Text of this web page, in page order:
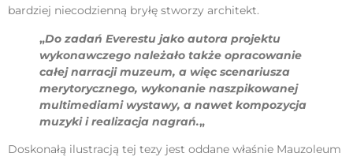
bardziej niecodzienną bryłę stworzy architekt.
„Do zadań Everestu jako autora projektu
wykonawczego należało także opracowanie
całej narracji muzeum, a więc scenariusza
merytorycznego, wykonanie naszpikowanej
multimediami wystawy, a nawet kompozycja
muzyki i realizacja nagrań.„
Doskonałą ilustracją tej tezy jest oddane właśnie Mauzoleum